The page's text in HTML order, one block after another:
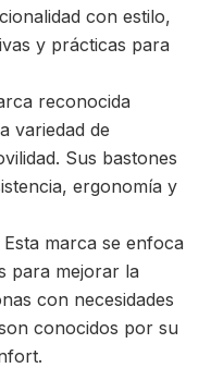
con estilo,
y prácticas para
reconocida
variedad de
Sus bastones
ergonomía y
marca se enfoca
para mejorar la
con necesidades
conocidos por su